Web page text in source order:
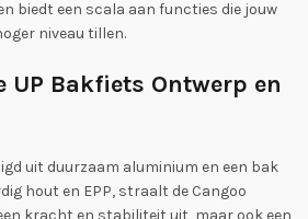
biedt een scala aan functies die jouw
niveau tillen.
UP Bakfiets Ontwerp en
uit duurzaam aluminium en een bak
hout en EPP, straalt de Cangoo